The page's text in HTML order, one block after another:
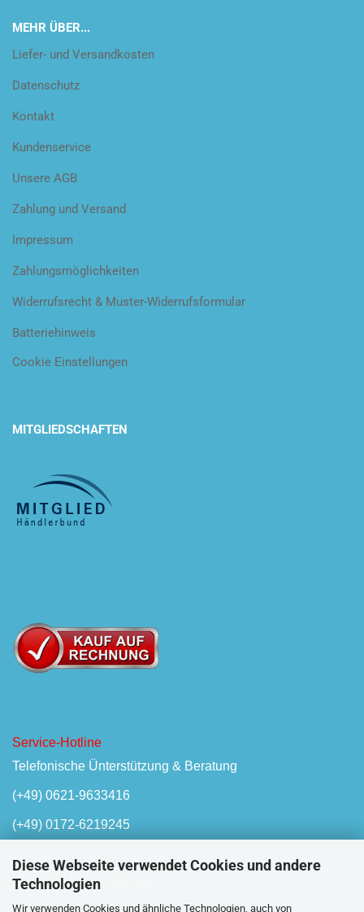
Diese Webseite verwendet Cookies und andere
Technologien
Wir verwenden Cookies und ähnliche Technologien, auch von
MEHR ÜBER...
Liefer- und Versandkosten
Datenschutz
Kontakt
Kundenservice
Unsere AGB
Zahlung und Versand
Impressum
Zahlungsmöglichkeiten
Widerrufsrecht & Muster-Widerrufsformular
Batteriehinweis
Cookie Einstellungen
MITGLIEDSCHAFTEN
Service-Hotline
Telefonische Ünterstützung & Beratung
(+49) 0621-9633416
(+49) 0172-6219245
Mo-Fr, 08:00 - 17:00 Uhr